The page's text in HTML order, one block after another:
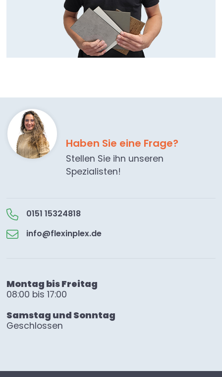
Haben Sie eine Frage?
Stellen Sie ihn unseren
Spezialisten!
0151 15324818
info@flexinplex.de
Montag bis Freitag
08:00 bis 17:00
Samstag und Sonntag
Geschlossen